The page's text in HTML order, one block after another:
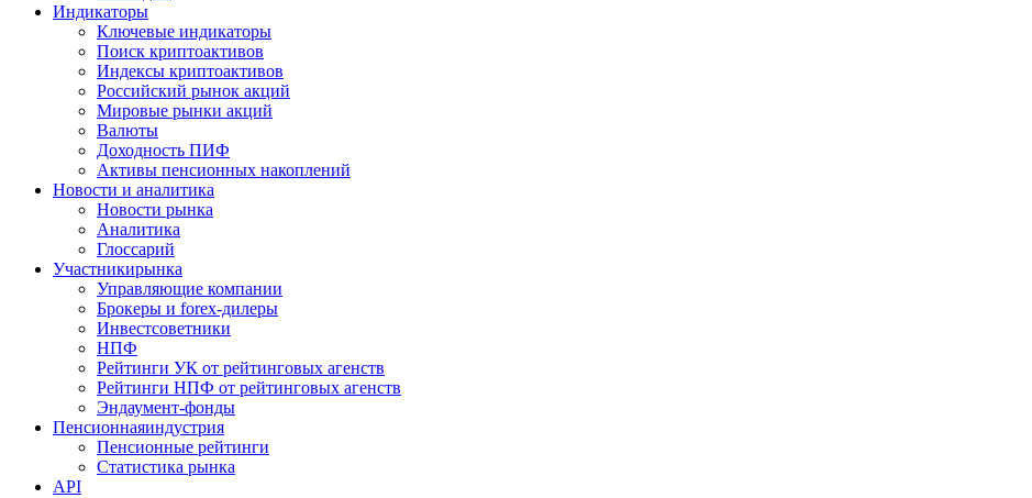
Индикаторы
Ключевые индикаторы
Поиск криптоактивов
Индексы криптоактивов
Российский рынок акций
Мировые рынки акций
Валюты
Доходность ПИФ
Активы пенсионных накоплений
Новости и аналитика
Новости рынка
Аналитика
Глоссарий
Участникирынка
Управляющие компании
Брокеры и forex-дилеры
Инвестсоветники
НПФ
Рейтинги УК от рейтинговых агенств
Рейтинги НПФ от рейтинговых агенств
Эндаумент-фонды
Пенсионнаяиндустрия
Пенсионные рейтинги
Статистика рынка
API